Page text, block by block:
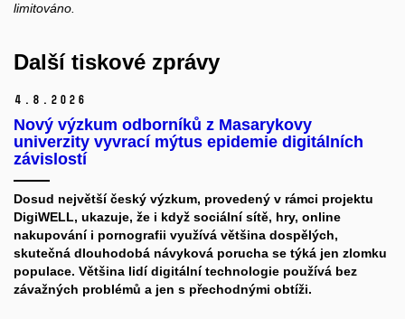
limitováno.
Další tiskové zprávy
4. 8. 2026
Nový výzkum odborníků z Masarykovy
univerzity vyvrací mýtus epidemie digitálních
závislostí
Dosud největší český výzkum, provedený v rámci projektu
DigiWELL, ukazuje, že i když sociální sítě, hry, online
nakupování i pornografii využívá většina dospělých,
skutečná dlouhodobá návyková porucha se týká jen zlomku
populace. Většina lidí digitální technologie používá bez
závažných problémů a jen s přechodnými obtíži.